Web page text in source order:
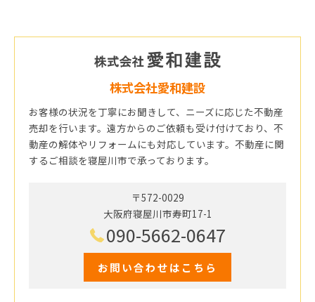
株式会社愛和建設
お客様の状況を丁寧にお聞きして、ニーズに応じた不動産
売却を行います。遠方からのご依頼も受け付けており、不
動産の解体やリフォームにも対応しています。不動産に関
するご相談を寝屋川市で承っております。
〒572-0029
大阪府寝屋川市寿町17-1
090-5662-0647
お問い合わせはこちら